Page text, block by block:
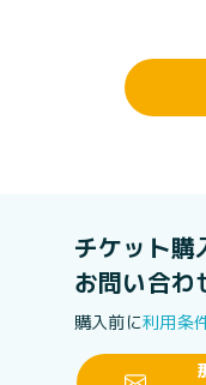
チケット購
お問い合わ
購入前に利用条